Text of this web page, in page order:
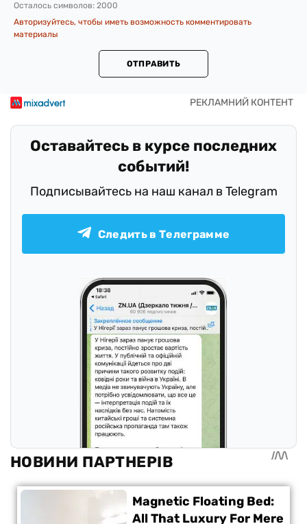
Осталось символов: 2000
Авторизуйтесь, чтобы иметь возможность комментировать
материалы
ОТПРАВИТЬ
Оставайтесь в курсе последних
событий!
Подписывайтесь на наш канал в Telegram
Следить в Телеграмме